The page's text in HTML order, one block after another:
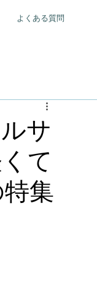
よくある質問
サ
て
集